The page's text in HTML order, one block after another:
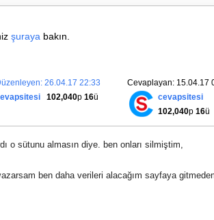
2. satırdan başla.
< satirlar.Count; i
al.
boyu kadar bir gezinti yap.
şuraya bakın.
Cevaplayan: 15.04.17
cevapsitesi
102,040p 16ü
26.04.17 22:33
102,040p 16ü
o sütunu almasın diye. ben onları silmiştim,
ben daha verileri alacağım sayfaya